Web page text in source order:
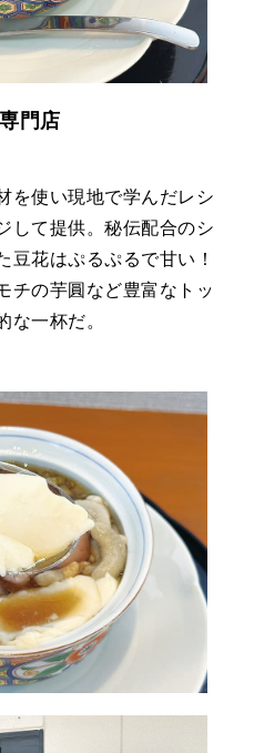
門店
を使い現地で学んだレシ
して提供。秘伝配合のシ
豆花はぷるぷるで甘い！
チの芋圓など豊富なトッ
一杯だ。